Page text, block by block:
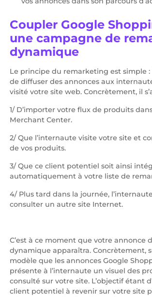
Coupler Google
une campagne de
dynamique
Le principe du remarketing est simple
de diffuser des annonces aux
visité votre site web. Concrètement, il
1/ D’importer votre flux de produits
Merchant Center.
2/ Que l’internaute visite votre site et
de vos produits.
3/ Que ce client potentiel soit ainsi
automatiquement à votre liste de
4/ Plus tard dans la journée,
consulter un autre site Internet.
C’est à ce moment que votre annonce
dynamique apparaîtra. Concrètement,
modèle que les annonces Google
présente à l’internaute un visuel des
consulté sur votre site. L’objectif étant
client potentiel à revenir sur votre site